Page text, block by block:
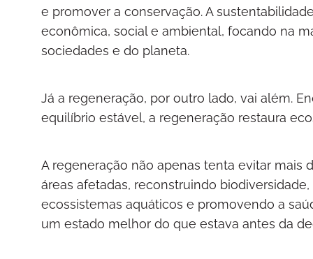
e promover a conservação. A
econômica, social e ambiental, focando na
sociedades e do planeta.
Já a regeneração, por outro lado, vai além.
equilíbrio estável, a regeneração restaura
A regeneração não apenas tenta evitar mais
áreas afetadas, reconstruindo
ecossistemas aquáticos e promovendo a
um estado melhor do que estava antes da